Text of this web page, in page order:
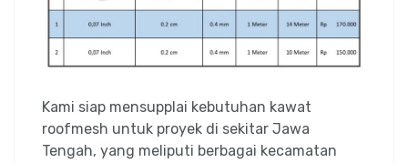
Kami siap mensupplai kebutuhan kawat
roofmesh untuk proyek di sekitar Jawa
Tengah, yang meliputi berbagai kecamatan